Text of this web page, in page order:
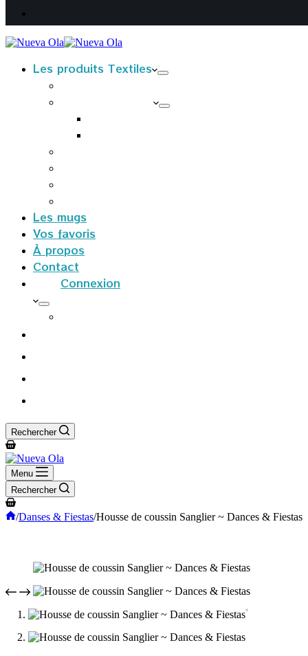
Les produits Textiles
Les mugs
Vos favoris
À propos
Contact
Connexion
Rechercher
Panier
d’achat
Menu
Rechercher
Panier
d’achat
Accueil
/Danses & Fiestas/Housse de coussin Sanglier ~ Dances & Fiestas